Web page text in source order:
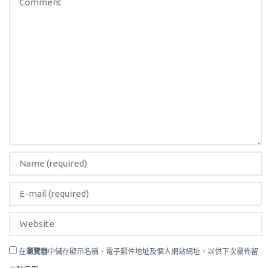
在瀏覽器中儲存顯示名稱、電子郵件地址及個人網站網址，以供下次發佈留